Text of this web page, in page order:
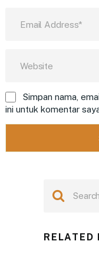
Simpan nama,
ini untuk komentar
RELATED